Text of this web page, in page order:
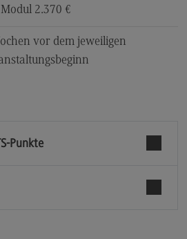
2.370 €
vor dem jeweiligen
Punkte